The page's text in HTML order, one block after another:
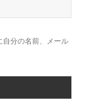
自分の名前、メール